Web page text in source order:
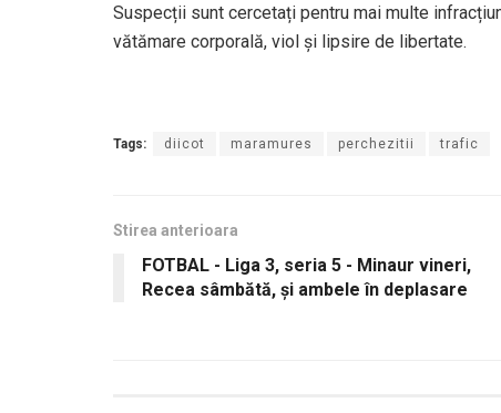
Suspecții sunt cercetați pentru mai multe
vătămare corporală, viol și lipsire de libertate.
Tags: diicot maramures perchezitii trafic
Stirea anterioara
FOTBAL - Liga 3, seria 5 - Minaur vineri,
Recea sâmbătă, și ambele în deplasare